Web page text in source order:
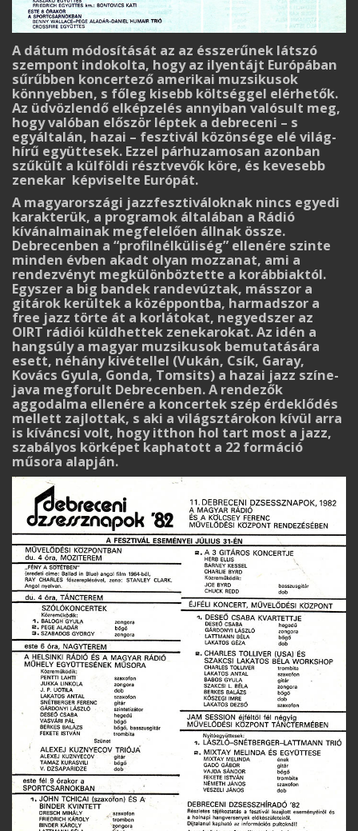
A dátum módosítását az az ésszerűnek látszó
szempont indokolta, hogy az ilyentájt Európában
sűrűbben koncertező amerikai muzsikusok
könnyeb­ben, s főleg kisebb költséggel elérhetők.
Az üdvözlendő elképzelés annyiban valósult meg,
hogy valóban először léptek a debreceni – s
egyáltalán, hazai – fesztivál közönsége elé világ­
hírű együttesek. Ezzel párhuzamosan azonban
szűkült a külföldi résztvevők köre, és kevesebb
zenekar képviselte Európát.
A magyarországi jazzfesztiváloknak nincs egyedi
karakterük, a programok általában a Rádió
kívánalmainak megfelelően állnak össze.
Debrecenben a “profilnélküliség” ellenére szinte
minden évben akadt olyan mozzanat, ami a
rendezvényt megkülönböztette a koráb­bi­aktól.
Egyszer a big bandek randevúztak, másszor a
gitárok kerültek a középpontba, harmad­szor a
free jazz törte át a korlátokat, negyedszer az
OIRT rádiói küldhettek zenekarokat. Az idén a
hangsúly a magyar muzsikusok bemutatására
esett, néhány kivétellel (Vukán, Csík, Garay,
Kovács Gyula, Gonda, Tomsits) a hazai jazz színe-
java megforult Debrecenben. A ren­dezők
aggodalma ellenére a koncertek szép érdeklődés
mellett zajlottak, s aki a világsztárokon kívül arra
is kíváncsi volt, hogy itthon hol tart most a jazz,
szabályos körképet kaphatott a 22 formáció
műsora alapján.